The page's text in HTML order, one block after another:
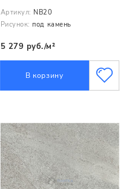
Артикул: NB20
Рисунок: под камень
5 279 руб./м²
В корзину